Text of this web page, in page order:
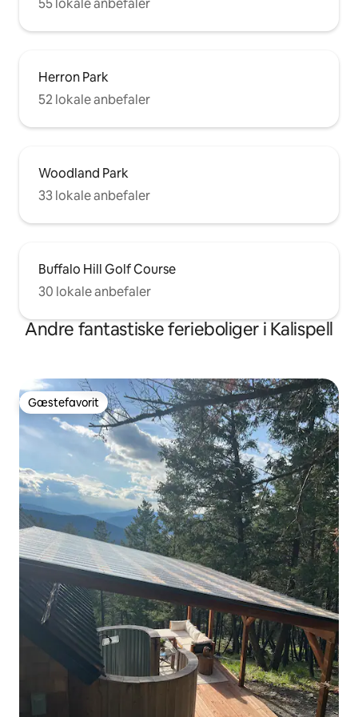
55 lokale anbefaler
Herron Park
52 lokale anbefaler
Woodland Park
33 lokale anbefaler
Buffalo Hill Golf Course
30 lokale anbefaler
Andre fantastiske ferieboliger i Kalispell
Gæstefavorit
Gæstefavorit